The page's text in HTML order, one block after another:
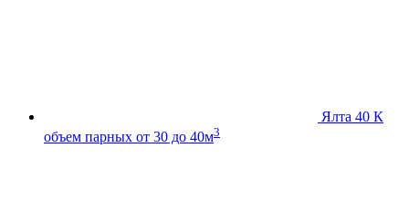
Ялта 40 К
объем парных от 30 до 40м3